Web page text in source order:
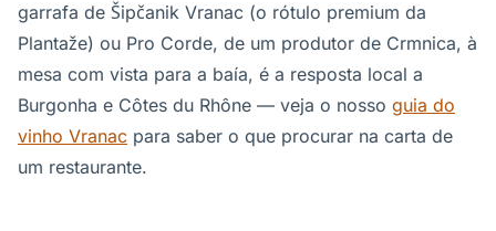
garrafa de Šipčanik Vranac (o rótulo premium da
Plantaže) ou Pro Corde, de um produtor de Crmnica, à
mesa com vista para a baía, é a resposta local a
Burgonha e Côtes du Rhône — veja o nosso guia do
vinho Vranac para saber o que procurar na carta de
um restaurante.